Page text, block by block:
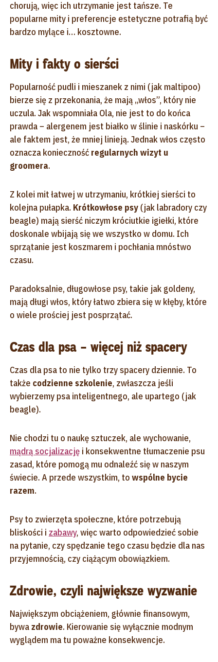
chorują, więc ich utrzymanie jest tańsze. Te
popularne mity i preferencje estetyczne potrafią być
bardzo mylące i… kosztowne.
Mity i fakty o sierści
Popularność pudli i mieszanek z nimi (jak maltipoo)
bierze się z przekonania, że mają „włos”, który nie
uczula. Jak wspomniała Ola, nie jest to do końca
prawda – alergenem jest białko w ślinie i naskórku –
ale faktem jest, że mniej linieją. Jednak włos często
oznacza konieczność regularnych wizyt u
groomera.
Z kolei mit łatwej w utrzymaniu, krótkiej sierści to
kolejna pułapka. Krótkowłose psy (jak labradory czy
beagle) mają sierść niczym króciutkie igiełki, które
doskonale wbijają się we wszystko w domu. Ich
sprzątanie jest koszmarem i pochłania mnóstwo
czasu.
Paradoksalnie, długowłose psy, takie jak goldeny,
mają długi włos, który łatwo zbiera się w kłęby, które
o wiele prościej jest posprzątać.
Czas dla psa – więcej niż spacery
Czas dla psa to nie tylko trzy spacery dziennie. To
także codzienne szkolenie, zwłaszcza jeśli
wybierzemy psa inteligentnego, ale upartego (jak
beagle).
Nie chodzi tu o naukę sztuczek, ale wychowanie,
mądrą socjalizację i konsekwentne tłumaczenie psu
zasad, które pomogą mu odnaleźć się w naszym
świecie. A przede wszystkim, to wspólne bycie
razem.
Psy to zwierzęta społeczne, które potrzebują
bliskości i zabawy, więc warto odpowiedzieć sobie
na pytanie, czy spędzanie tego czasu będzie dla nas
przyjemnością, czy ciążącym obowiązkiem.
Zdrowie, czyli największe wyzwanie
Największym obciążeniem, głównie finansowym,
bywa zdrowie. Kierowanie się wyłącznie modnym
wyglądem ma tu poważne konsekwencje.